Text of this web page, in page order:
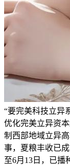
“要完美科技立异
优化完美立异资
制西部地域立异
事，夏粮丰收已
至6月13日，已播